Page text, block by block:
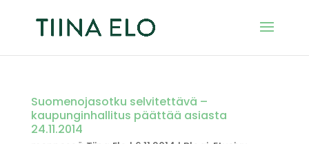
Suomenojasotku selvitettävä –
kaupunginhallitus päättää asiasta
24.11.2014